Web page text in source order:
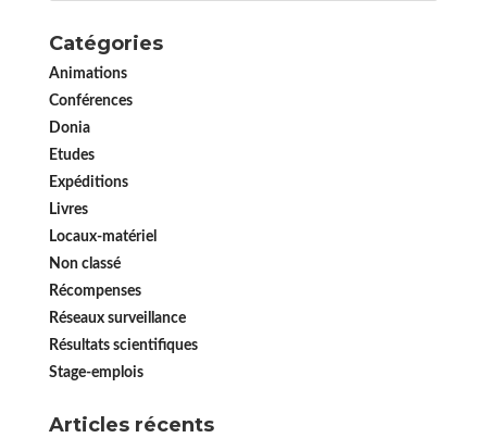
Catégories
Animations
Conférences
Donia
Etudes
Expéditions
Livres
Locaux-matériel
Non classé
Récompenses
Réseaux surveillance
Résultats scientifiques
Stage-emplois
Articles récents